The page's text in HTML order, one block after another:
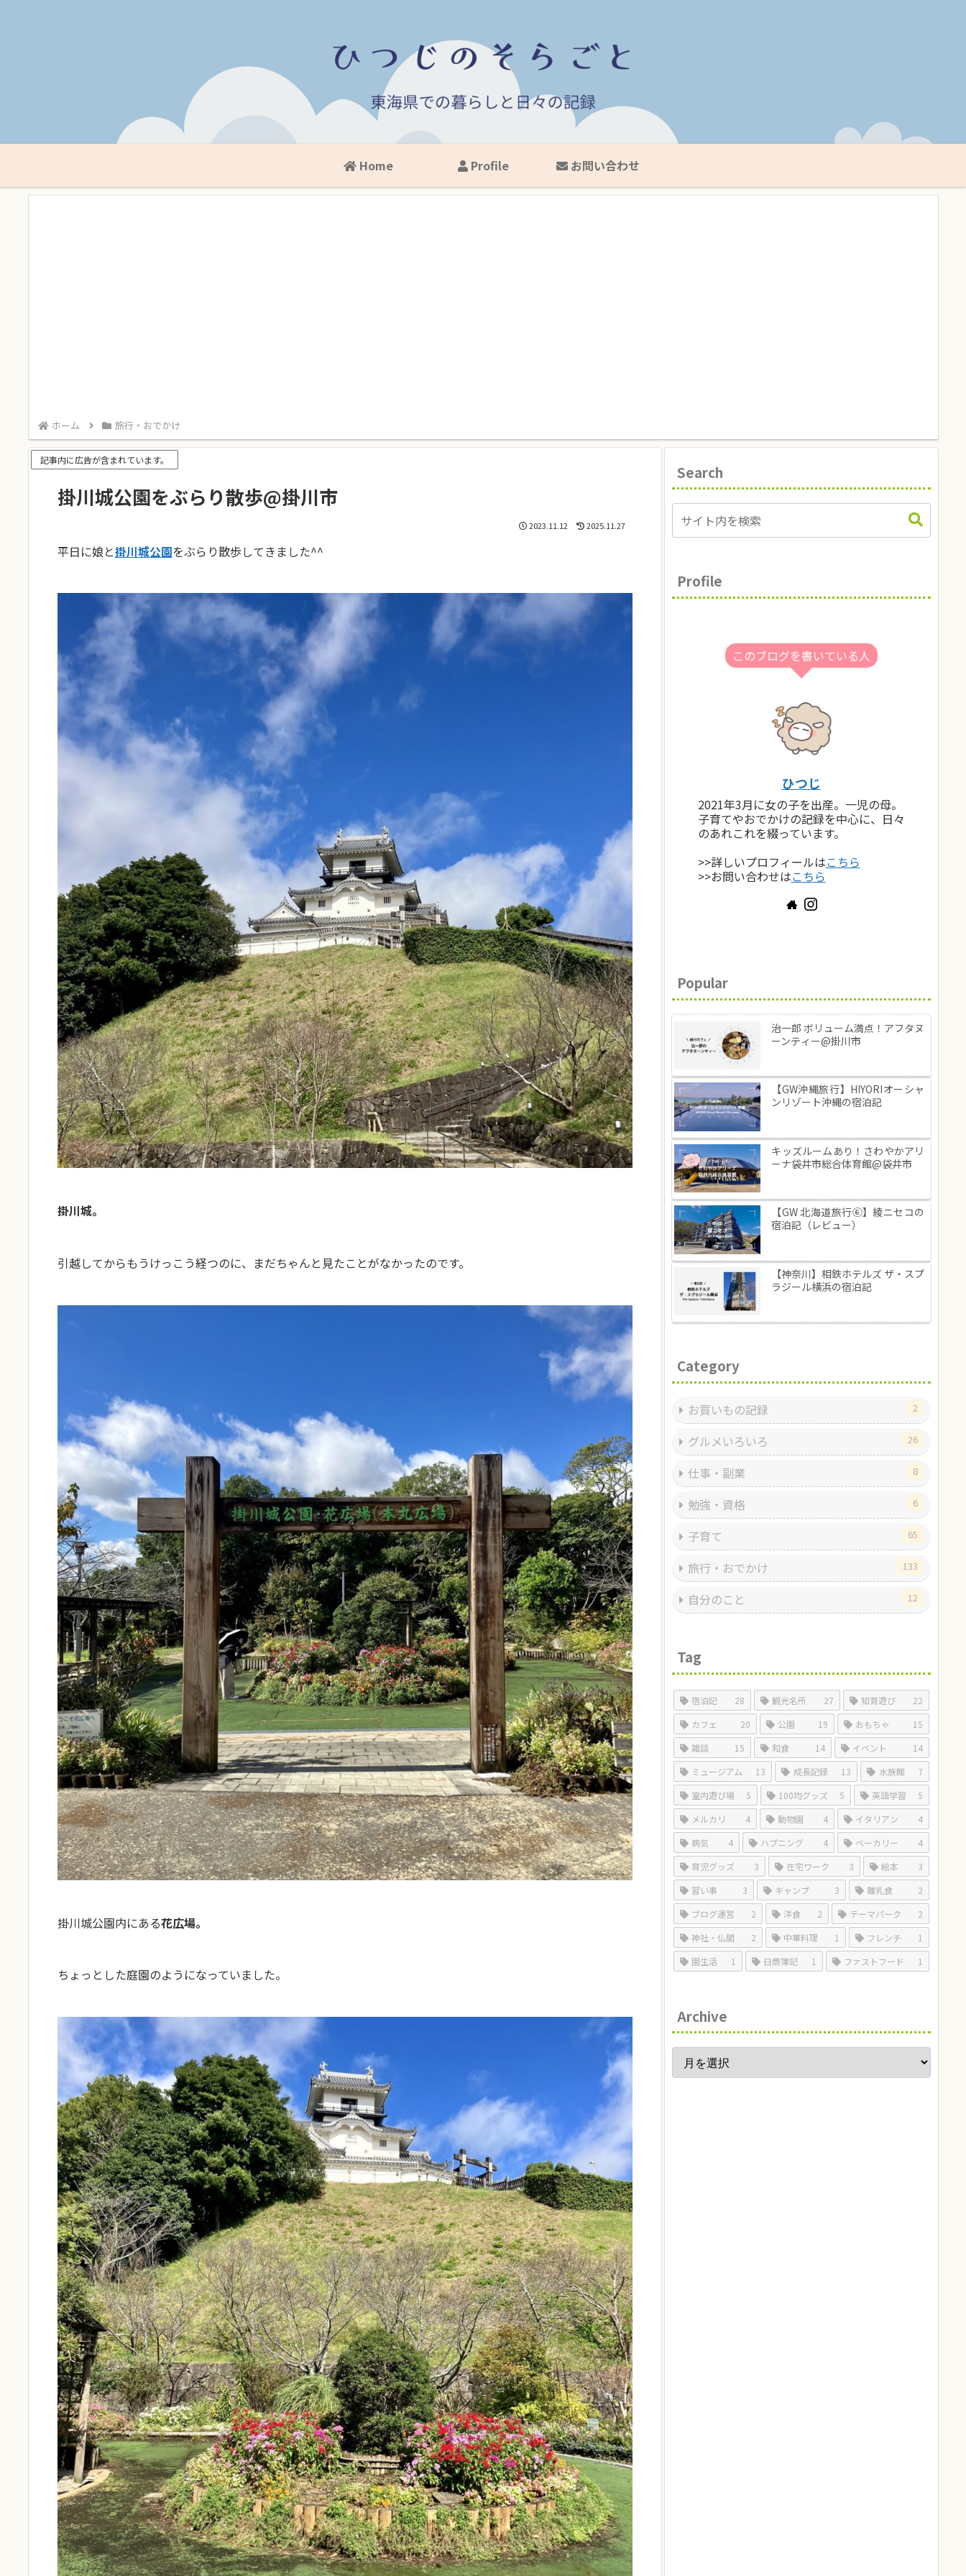
Home Profile お問い合わせ
ホーム 旅行・おでかけ
記事内に広告が含まれています。
掛川城公園をぶらり散歩@掛川市
2023.11.12 2025.11.27
平日に娘と掛川城公園をぶらり散歩してきました^^
掛川城。
引越してからもうけっこう経つのに、まだちゃんと見たことがなかったのです。
掛川城公園内にある花広場。
ちょっとした庭園のようになっていました。
Search
Profile
このブログを書いている人
ひつじ
2021年3月に女の子を出産。一児の母。
子育てやおでかけの記録を中心に、日々
のあれこれを綴っています。
>>詳しいプロフィールはこちら
>>お問い合わせはこちら
Popular
治一郎 ボリューム満点！アフタヌ
ーンティー@掛川市
【GW沖縄旅行】HIYORIオーシャ
ンリゾート沖縄の宿泊記
キッズルームあり！さわやかアリ
ーナ袋井市総合体育館@袋井市
【GW 北海道旅行⑥】綾ニセコの
宿泊記（レビュー）
【神奈川】相鉄ホテルズ ザ・スプ
ラジール横浜の宿泊記
Category
お買いもの記録 2
グルメいろいろ 26
仕事・副業 8
勉強・資格 6
子育て 65
旅行・おでかけ 133
自分のこと 12
Tag
宿泊記 28 観光名所 27 知育遊び
22
カフェ
20 公園 19 おもちゃ
15
雑談
15 和食 14 イベント
14
ミュージアム
13 成長記録 13 水族館
7
室内遊び場
5 100均グッズ 5 英語学習
5
メルカリ
4 動物園 4 イタリアン
4
病気
4 ハプニング 4 ベーカリー
4
育児グッズ
3 在宅ワーク 3 絵本
3
習い事
3 キャンプ 3 離乳食
2
ブログ運営
2 洋食 2 テーマパーク
2
神社・仏閣
2 中華料理 1 フレンチ
1
園生活
1 日商簿記 1 ファストフード 1
Archive